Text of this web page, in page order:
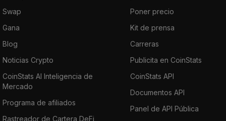
Swap
Gana
Blog
Noticias Crypto
CoinStats AI Inteligencia de
Mercado
Programa de afiliados
Rastreador de Cartera DeFi
Poner precio
Kit de prensa
Carreras
Publicita en CoinStats
CoinStats API
Documentos API
Panel de API Pública